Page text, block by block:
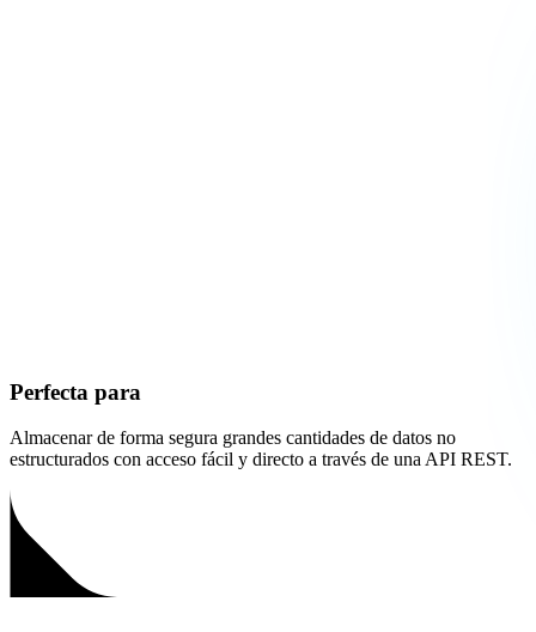
Perfecta para
Almacenar de forma segura grandes cantidades de datos no
estructurados con acceso fácil y directo a través de una API REST.